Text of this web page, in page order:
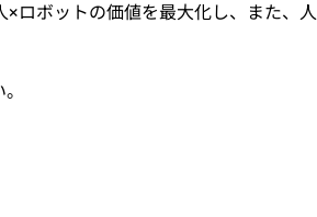
ロボットの価値を最大化し、また、